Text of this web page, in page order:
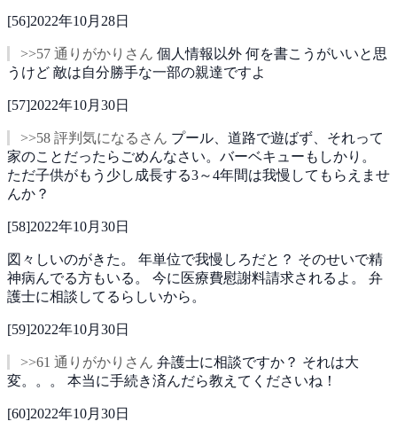
[56]2022年10月28日
>>57 通りがかりさん 個人情報以外 何を書こうがいいと思
うけど 敵は自分勝手な一部の親達ですよ
[57]2022年10月30日
>>58 評判気になるさん プール、道路で遊ばず、それって
家のことだったらごめんなさい。バーベキューもしかり。
ただ子供がもう少し成長する3～4年間は我慢してもらえませ
んか？
[58]2022年10月30日
図々しいのがきた。 年単位で我慢しろだと？ そのせいで精
神病んでる方もいる。 今に医療費慰謝料請求されるよ。 弁
護士に相談してるらしいから。
[59]2022年10月30日
>>61 通りがかりさん 弁護士に相談ですか？ それは大
変。。。 本当に手続き済んだら教えてくださいね！
[60]2022年10月30日